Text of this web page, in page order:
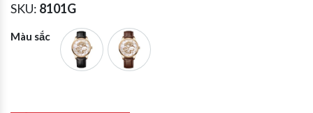
SKU: 8101G
Màu sắc
8101 da đen8101 da nâu